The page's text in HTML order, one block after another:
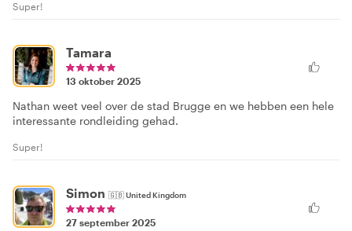
Super!
Tamara
13 oktober 2025
Nathan weet veel over de stad Brugge en we hebben een hele
interessante rondleiding gehad.
Super!
Simon 🇬🇧United Kingdom
27 september 2025